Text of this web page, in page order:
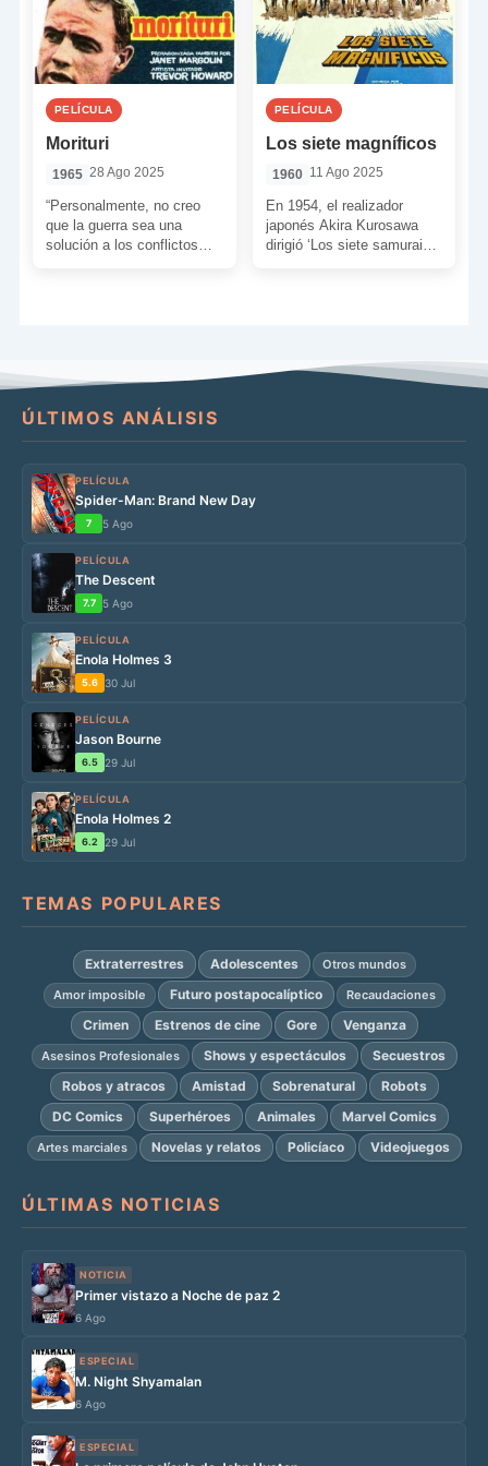
PELÍCULA
Morituri
1965 28 Ago 2025
“Personalmente, no creo
que la guerra sea una
solución a los conflictos
PELÍCULA
Los siete magníficos
1960 11 Ago 2025
En 1954, el realizador
japonés Akira Kurosawa
dirigió ‘Los siete samurais’,
ÚLTIMOS ANÁLISIS
PELÍCULA
Spider-Man: Brand New Day
7 5 Ago
PELÍCULA
The Descent
7.7 5 Ago
PELÍCULA
Enola Holmes 3
5.6 30 Jul
PELÍCULA
Jason Bourne
6.5 29 Jul
PELÍCULA
Enola Holmes 2
6.2 29 Jul
TEMAS POPULARES
Extraterrestres Adolescentes
Otros mundos
Amor imposible
Futuro postapocalíptico Recaudaciones
Crimen Estrenos de cine Gore Venganza
Asesinos Profesionales Shows y espectáculos
Secuestros
Robos y atracos
Amistad Sobrenatural
Robots
DC Comics
Superhéroes Animales Marvel Comics
Artes marciales Novelas y relatos Policíaco Videojuegos
ÚLTIMAS NOTICIAS
NOTICIA
Primer vistazo a Noche de paz 2
6 Ago
ESPECIAL
M. Night Shyamalan
6 Ago
ESPECIAL